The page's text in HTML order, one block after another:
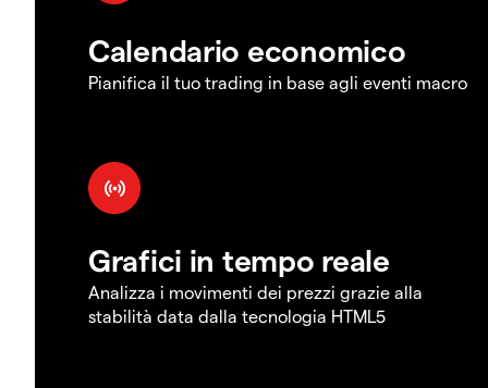
Calendario economico
Pianifica il tuo trading in base agli eventi macro
Grafici in tempo reale
Analizza i movimenti dei prezzi grazie alla
stabilità data dalla tecnologia HTML5